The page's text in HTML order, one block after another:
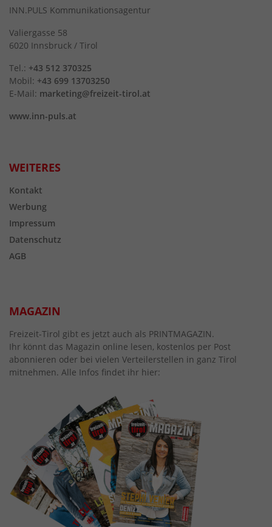
INN.PULS Kommunikationsagentur
Valiergasse 58
6020 Innsbruck / Tirol
Tel.: +43 512 370325
Mobil: +43 699 13703250
E-Mail: marketing@freizeit-tirol.at
www.inn-puls.at
WEITERES
Kontakt
Werbung
Impressum
Datenschutz
AGB
MAGAZIN
Freizeit-Tirol gibt es jetzt auch als PRINTMAGAZIN.
Ihr könnt das Magazin online lesen, kostenlos per Post
abonnieren oder bei vielen Verteilerstellen in ganz Tirol
mitnehmen. Alle Infos findet ihr hier: